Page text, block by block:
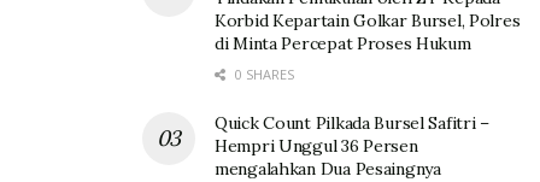
Korbid Kepartain Golkar Bursel, Polres
di Minta Percepat Proses Hukum
0 SHARES
Quick Count Pilkada Bursel Safitri –
Hempri Unggul 36 Persen
mengalahkan Dua Pesaingnya